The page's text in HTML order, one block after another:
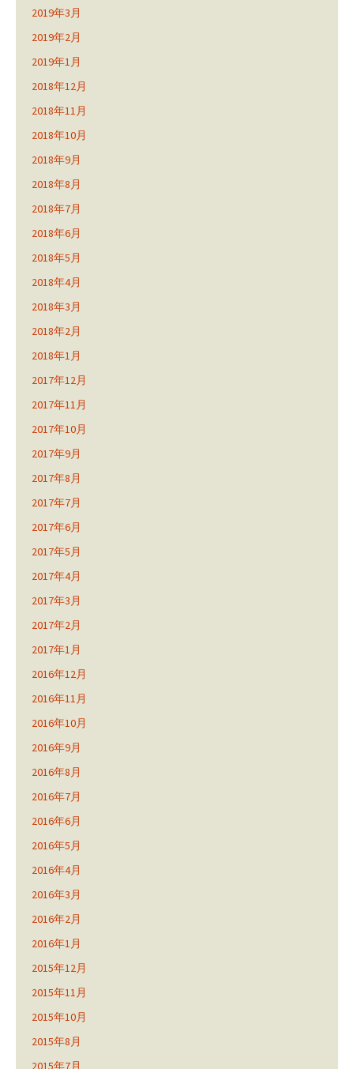
2019年3月
2019年2月
2019年1月
2018年12月
2018年11月
2018年10月
2018年9月
2018年8月
2018年7月
2018年6月
2018年5月
2018年4月
2018年3月
2018年2月
2018年1月
2017年12月
2017年11月
2017年10月
2017年9月
2017年8月
2017年7月
2017年6月
2017年5月
2017年4月
2017年3月
2017年2月
2017年1月
2016年12月
2016年11月
2016年10月
2016年9月
2016年8月
2016年7月
2016年6月
2016年5月
2016年4月
2016年3月
2016年2月
2016年1月
2015年12月
2015年11月
2015年10月
2015年8月
2015年7月